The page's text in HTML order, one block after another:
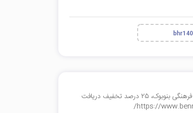
با وارد کردن این کد در اولین خرید خود از فروشگاه اینترنتی کتاب و محصولات فرهنگی بنوبوک، 25 درصد تخفیف دریافت